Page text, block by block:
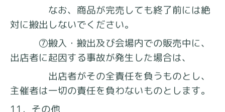
なお、商品が完売しても終了前には絶
対に搬出しないでください。
⑦搬入・搬出及び会場内での販売中に、
出店者に起因する事故が発生した場合は、
出店者がその全責任を負うものとし、
主催者は一切の責任を負わないものとします。
11．その他